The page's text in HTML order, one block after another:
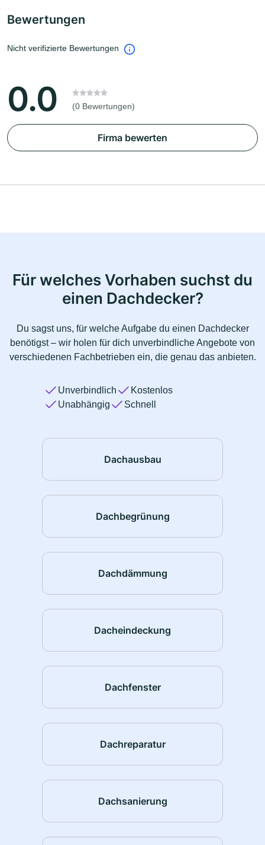
Bewertungen
Nicht verifizierte Bewertungen
0.0 (0 Bewertungen)
Firma bewerten
Für welches Vorhaben suchst du
einen Dachdecker?
Du sagst uns, für welche Aufgabe du einen Dachdecker
benötigst – wir holen für dich unverbindliche Angebote von
verschiedenen Fachbetrieben ein, die genau das anbieten.
Unverbindlich
Kostenlos
Unabhängig
Schnell
Dachausbau
Dachbegrünung
Dachdämmung
Dacheindeckung
Dachfenster
Dachreparatur
Dachsanierung